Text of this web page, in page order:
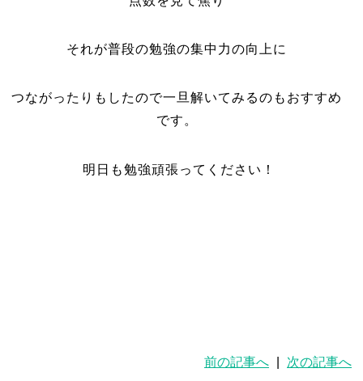
それが普段の勉強の集中力の向上に
つながったりもしたので一旦解いてみるのもおすすめ
です。
明日も勉強頑張ってください！
前の記事へ 次の記事へ